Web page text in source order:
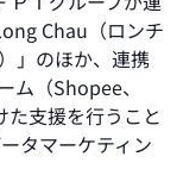
Chau（ロンチ
」のほか、連携
ム（Shopee、
支援を行うこと
タマーケティン